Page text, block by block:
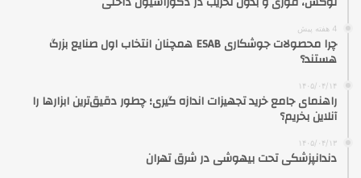
4 هفته پیش
چرا محصولات جوشکاری ESAB همچنان انتخاب اول صنایع بزرگ
هستند؟
۱۴۰۵/۰۴/۱۴
راهنمای جامع خرید تجهیزات اندازه گیری؛ چطور دقیق‌ترین ابزارها را
آنلاین بخریم؟
۱۴۰۵/۰۴/۱۳
دندانپزشکی تحت بیهوشی در شرق تهران